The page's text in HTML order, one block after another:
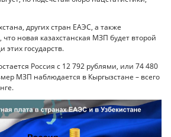
других стран ЕАЭС, а также
что новая казахстанская МЗП будет второй
этих государств.
Россия с 12 792 рублями, или 74 480
МЗП наблюдается в Кыргызстане – всего